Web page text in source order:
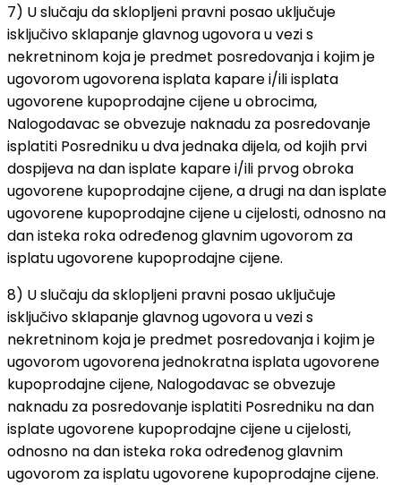
7) U slučaju da sklopljeni pravni posao uključuje
isključivo sklapanje glavnog ugovora u vezi s
nekretninom koja je predmet posredovanja i kojim je
ugovorom ugovorena isplata kapare i/ili isplata
ugovorene kupoprodajne cijene u obrocima,
Nalogodavac se obvezuje naknadu za posredovanje
isplatiti Posredniku u dva jednaka dijela, od kojih prvi
dospijeva na dan isplate kapare i/ili prvog obroka
ugovorene kupoprodajne cijene, a drugi na dan isplate
ugovorene kupoprodajne cijene u cijelosti, odnosno na
dan isteka roka određenog glavnim ugovorom za
isplatu ugovorene kupoprodajne cijene.
8) U slučaju da sklopljeni pravni posao uključuje
isključivo sklapanje glavnog ugovora u vezi s
nekretninom koja je predmet posredovanja i kojim je
ugovorom ugovorena jednokratna isplata ugovorene
kupoprodajne cijene, Nalogodavac se obvezuje
naknadu za posredovanje isplatiti Posredniku na dan
isplate ugovorene kupoprodajne cijene u cijelosti,
odnosno na dan isteka roka određenog glavnim
ugovorom za isplatu ugovorene kupoprodajne cijene.